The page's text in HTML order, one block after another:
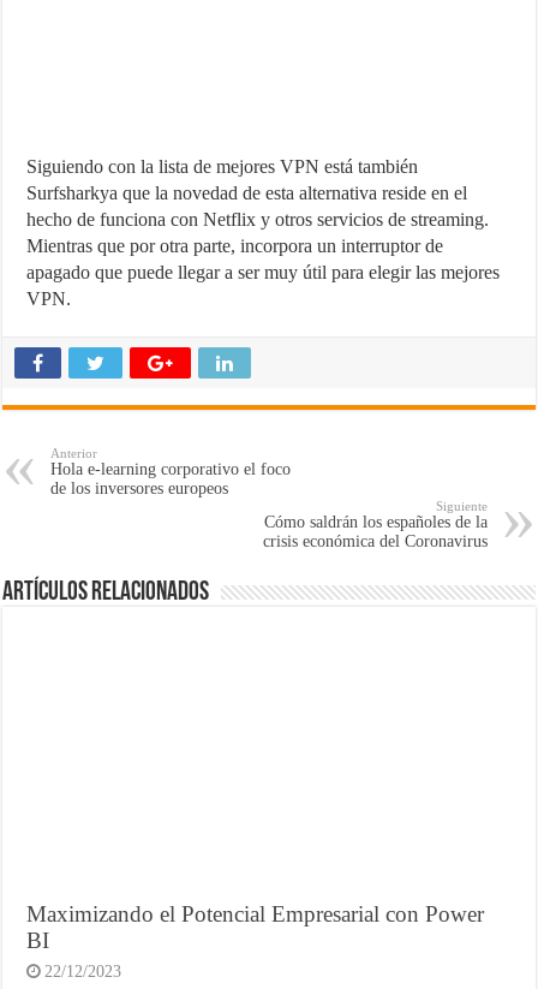
Siguiendo con la lista de mejores VPN está también
Surfsharkya que la novedad de esta alternativa reside en el
hecho de funciona con Netflix y otros servicios de streaming.
Mientras que por otra parte, incorpora un interruptor de
apagado que puede llegar a ser muy útil para elegir las mejores
VPN.
Anterior
Hola e-learning corporativo el foco
de los inversores europeos
Siguiente
Cómo saldrán los españoles de la
crisis económica del Coronavirus
Artículos Relacionados
Maximizando el Potencial Empresarial con Power
BI
22/12/2023